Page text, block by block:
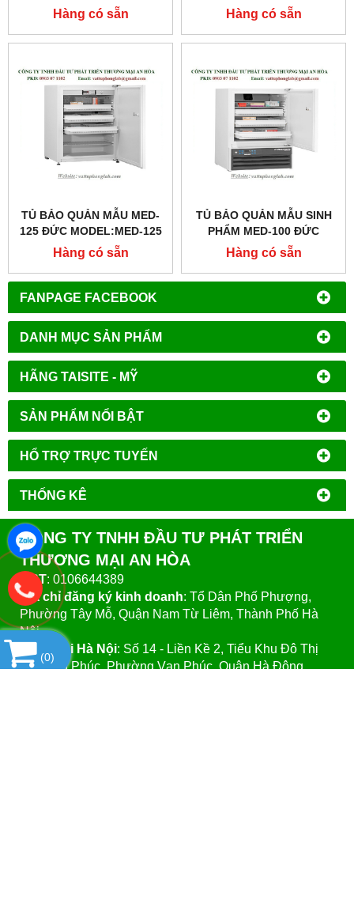
FANPAGE FACEBOOK
DANH MỤC SẢN PHẨM
HÃNG TAISITE - MỸ
SẢN PHẨM NỔI BẬT
HỔ TRỢ TRỰC TUYẾN
THỐNG KÊ
Hàng có sẵn
MODEL:MED-340
Hàng có sẵn
TỦ BẢO QUẢN MẪU MED-
125 ĐỨC MODEL:MED-125
Hàng có sẵn
TỦ BẢO QUẢN MẪU SINH
PHẨM MED-100 ĐỨC
MODEL:MED-100
Hàng có sẵn
CÔNG TY TNHH ĐẦU TƯ PHÁT TRIỂN
THƯƠNG MẠI AN HÒA
MST: 0106644389
Địa chỉ đăng ký kinh doanh: Tổ Dân Phố Phượng,
Phường Tây Mỗ, Quận Nam Từ Liêm, Thành Phố Hà
Nội.
VPGD tại Hà Nội: Số 14 - Liền Kề 2, Tiểu Khu Đô Thị
Mới Vạn Phúc, Phường Vạn Phúc, Quận Hà Đông,
(0)